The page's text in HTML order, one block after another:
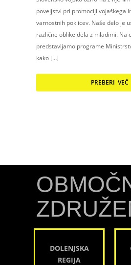
poveljstvi pri promociji vojaškega
varnostnih poklicev. Naše delo je
različne oblike dela z mladimi. Na
predstavljamo programe
kako […]
PREBERI VEČ
DOLENJSKA
REGIJA